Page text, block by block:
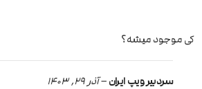
کی موجود میشه؟
سردبیر ویپ ایران–آذر 29, 1403